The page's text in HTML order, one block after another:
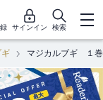
サインイン 検索
ギ マジカルブギ １巻